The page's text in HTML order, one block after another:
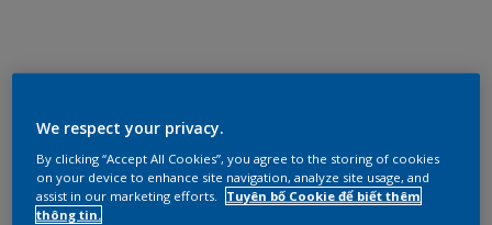
We respect your privacy.
By clicking “Accept All Cookies”, you agree to the storing of cookies
on your device to enhance site navigation, analyze site usage, and
assist in our marketing efforts.
Tuyên bố Cookie để biết thêm
thông tin.